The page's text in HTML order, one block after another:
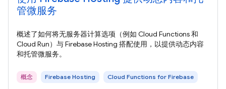
管微服务
概述了如何将无服务器计算选项（例如 Cloud Functions 和
Cloud Run）与 Firebase Hosting 搭配使用，以提供动态内容
和托管微服务。
概念 Firebase Hosting Cloud Functions for Firebase